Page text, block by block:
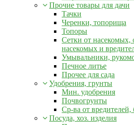
Прочие товары для дачи
Тачки
Черенки, топорища
Топоры
Сетки от насекомых,
насекомых и
Умывальники,
Печное литье
Прочее для сада
Удобрения, грунты
Мин. удобрения
Почвогрунты
Ср-ва от вредителей,
Посуда, хоз. изделия